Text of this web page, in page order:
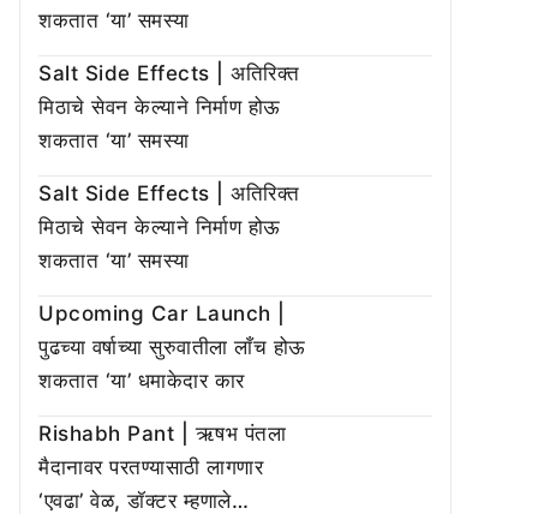
शकतात ‘या’ समस्या
Salt Side Effects | अतिरिक्त
मिठाचे सेवन केल्याने निर्माण होऊ
शकतात ‘या’ समस्या
Salt Side Effects | अतिरिक्त
मिठाचे सेवन केल्याने निर्माण होऊ
शकतात ‘या’ समस्या
Upcoming Car Launch |
पुढच्या वर्षाच्या सुरुवातीला लाँच होऊ
शकतात ‘या’ धमाकेदार कार
Rishabh Pant | ऋषभ पंतला
मैदानावर परतण्यासाठी लागणार
‘एवढा’ वेळ, डॉक्टर म्हणाले…